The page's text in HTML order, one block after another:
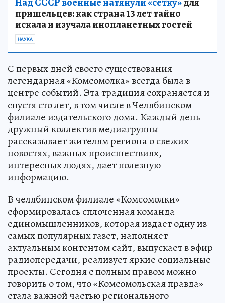
пришельцев: как страна 13 лет тайно
искала и изучала инопланетных гостей
НАУКА
С первых дней своего существования
легендарная «Комсомолка» всегда была в
центре событий. Эта традиция сохраняется и
спустя сто лет, в том числе в Челябинском
филиале издательского дома. Каждый день
дружный коллектив медиагруппы
рассказывает жителям региона о свежих
новостях, важных происшествиях,
интересных людях, дает полезную
информацию.
В челябинском филиале «Комсомолки»
сформировалась сплоченная команда
единомышленников, которая издает одну из
самых популярных газет, наполняет
актуальным контентом сайт, выпускает в эфир
радиопередачи, реализует яркие социальные
проекты. Сегодня с полным правом можно
говорить о том, что «Комсомольская правда»
стала важной частью регионального